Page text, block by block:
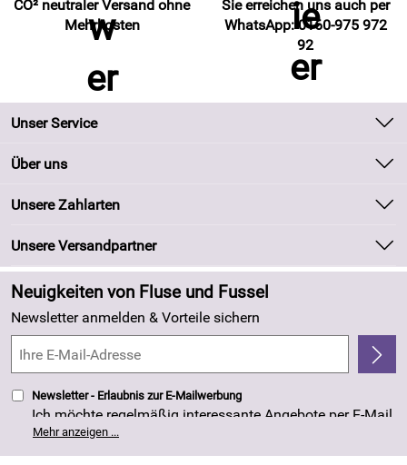
CO² neutraler Versand ohne
Mehrkosten
Sie erreichen uns auch per
WhatsApp: 0160-975 972
92
Unser Service
Kontakt
Kundeninformationen
Newsletter
Zahlung und Versand
Kundenlogin
Über uns
Unsere Bestseller
Neu
Angebote
Made in Germany
4,8/5*****
Unsere Zahlarten
Unsere Versandpartner
Neuigkeiten von Fluse und Fussel
Newsletter anmelden & Vorteile sichern
Newsletter - Erlaubnis zur E-Mailwerbung
Ich möchte regelmäßig interessante Angebote per E-Mail
erhalten. Meine E-Mail-Adresse wird nicht an andere
Unternehmen weitergegeben. Die Einwilligung zur
Nutzung meiner E-Mail- Adresse für Werbezwecke kann
Mehr anzeigen ...